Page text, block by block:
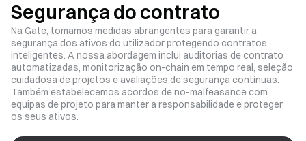
Segurança do contrato
Na Gate, tomamos medidas abrangentes para garantir a
segurança dos ativos do utilizador protegendo contratos
inteligentes. A nossa abordagem inclui auditorias de contrato
automatizadas, monitorização on-chain em tempo real, seleção
cuidadosa de projetos e avaliações de segurança contínuas.
Também estabelecemos acordos de no-malfeasance com
equipas de projeto para manter a responsabilidade e proteger
os seus ativos.